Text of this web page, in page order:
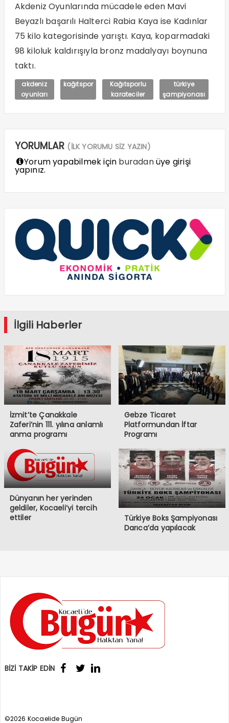
Akdeniz Oyunlarında mücadele eden Mavi
Beyazlı başarılı Halterci Rabia Kaya ise Kadınlar
75 kilo kategorisinde yarıştı. Kaya, koparmadaki
98 kiloluk kaldırışıyla bronz madalyayı boynuna
taktı.
akdeniz
oyunları
kağıtspor
Kağıtsporlu
karateciler
türkiye
şampiyonası
YORUMLAR (İLK YORUMU SİZ YAZIN)
Yorum yapabilmek için buradanüye girişi
yapınız.
İlgili Haberler
İzmit’te Çanakkale
Zaferi’nin 111. yılına anlamlı
anma programı
Gebze Ticaret
Platformundan İftar
Programı
Dünyanın her yerinden
geldiler, Kocaeli’yi tercih
ettiler
Türkiye Boks Şampiyonası
Darıca’da yapılacak
BİZİ TAKİP EDİN
©2026 Kocaelide Bugün